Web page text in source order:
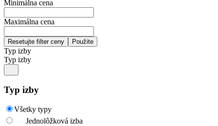
Minimálna cena
Maximálna cena
Typ izby
Typ izby
Typ izby
Všetky typy
Jednolôžková izba